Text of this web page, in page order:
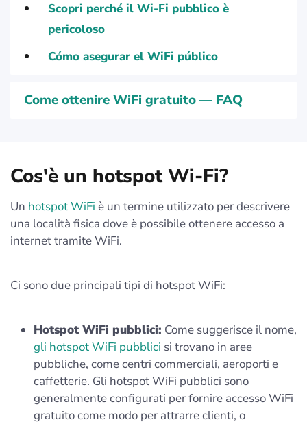
Scopri perché il Wi-Fi pubblico è
pericoloso
Cómo asegurar el WiFi público
Come ottenire WiFi gratuito — FAQ
Cos'è un hotspot Wi-Fi?
Un hotspot WiFi è un termine utilizzato per descrivere
una località fisica dove è possibile ottenere accesso a
internet tramite WiFi.
Ci sono due principali tipi di hotspot WiFi:
Hotspot WiFi pubblici: Come suggerisce il nome,
gli hotspot WiFi pubblici si trovano in aree
pubbliche, come centri commerciali, aeroporti e
caffetterie. Gli hotspot WiFi pubblici sono
generalmente configurati per fornire accesso WiFi
gratuito come modo per attrarre clienti, o